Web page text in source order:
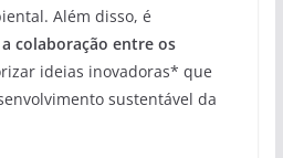
Além disso, é
colaboração entre os
ideias inovadoras* que
sustentável da